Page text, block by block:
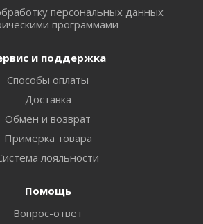
персональных данных
программами
и поддержка
Способы оплаты
Доставка
Обмен и возврат
Примерка товара
лояльности
Помощь
Вопрос-ответ